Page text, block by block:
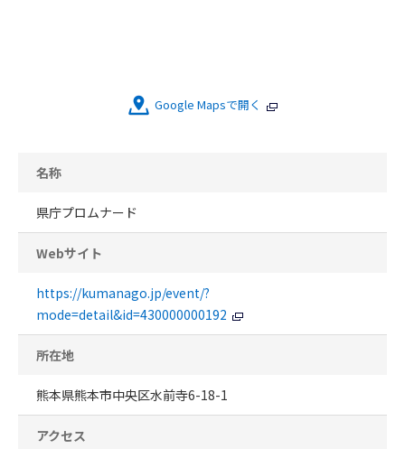
Google Mapsで開く
名称
県庁プロムナード
Webサイト
https://kumanago.jp/event/?
mode=detail&id=430000000192
所在地
熊本県熊本市中央区水前寺6-18-1
アクセス